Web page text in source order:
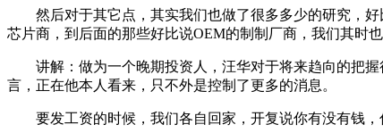
然后对于其它点，其实我们也做了很多多少的研究，好
芯片商，到后面的那些好比说OEM的制制厂商，我们其时
讲解：做为一个晚期投资人，汪华对于将来趋向的把握
言，正在他本人看来，只不外是控制了更多的消息。
要发工资的时候，我们各自回家，开复说你有没有钱，